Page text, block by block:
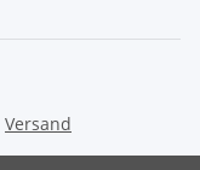
Versand